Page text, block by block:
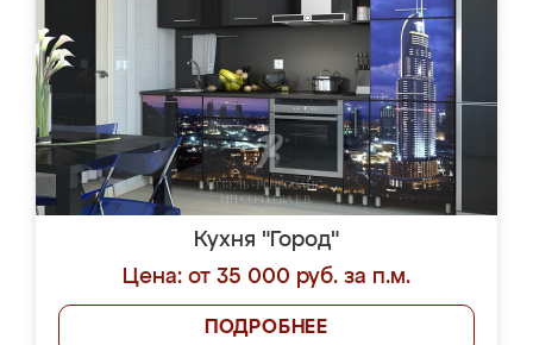
Кухня "Город"
Цена: от 35 000 руб. за п.м.
ПОДРОБНЕЕ